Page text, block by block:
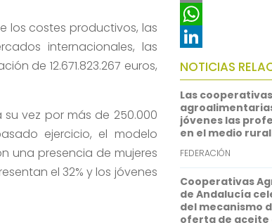
los costes productivos, las
internacionales, las
de 12.671.823.267 euros,
vez por más de 250.000
ejercicio, el modelo
una presencia de mujeres
el 32% y los jóvenes
c
e
b
o
o
k
w
t
t
e
r
E
m
a
i
l
W
h
a
t
s
A
p
p
L
i
n
k
e
d
I
n
NOTICIAS
Las cooperativas
jóvenes las
en el medio rural
FEDERACIÓN
Cooperativas
de Andalucía
del mecanismo
oferta de aceite